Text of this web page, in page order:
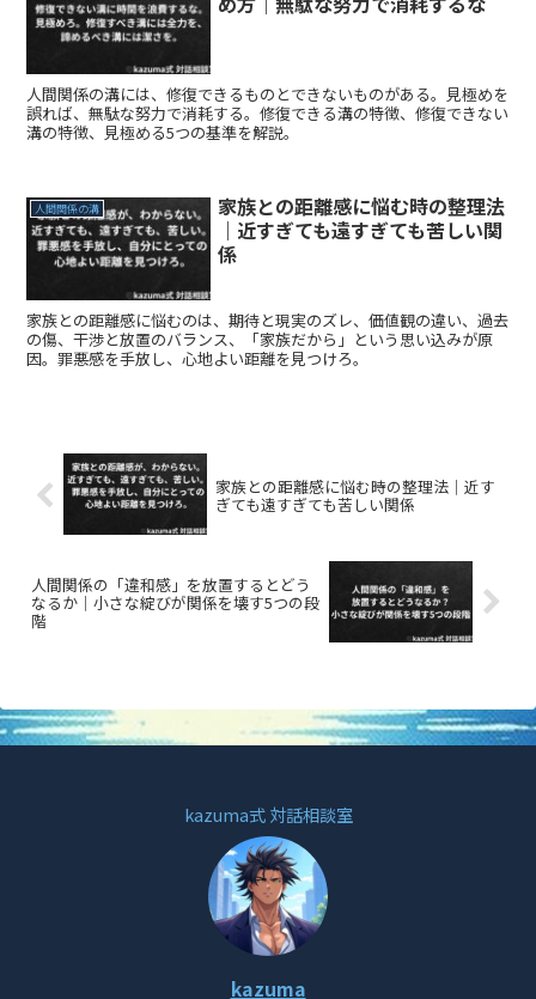
人間関係の溝には、修復できるものとできないものがある。見極めを
誤れば、無駄な努力で消耗する。修復できる溝の特徴、修復できない
溝の特徴、見極める5つの基準を解説。
人間関係の溝
家族との距離感に悩む時の整理法
｜近すぎても遠すぎても苦しい関
係
家族との距離感に悩むのは、期待と現実のズレ、価値観の違い、過去
の傷、干渉と放置のバランス、「家族だから」という思い込みが原
因。罪悪感を手放し、心地よい距離を見つけろ。
家族との距離感に悩む時の整理法｜近す
ぎても遠すぎても苦しい関係
人間関係の「違和感」を放置するとどう
なるか｜小さな綻びが関係を壊す5つの段
階
kazuma式 対話相談室
kazuma